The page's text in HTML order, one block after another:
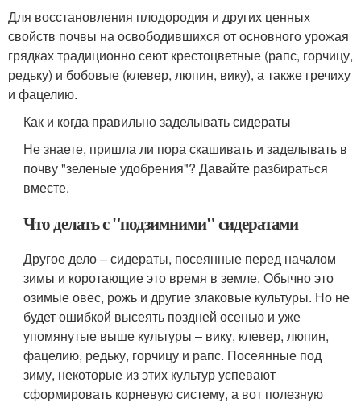
Для восстановления плодородия и других ценных
свойств почвы на освободившихся от основного урожая
грядках традиционно сеют крестоцветные (рапс, горчицу,
редьку) и бобовые (клевер, люпин, вику), а также гречиху
и фацелию.
Как и когда правильно заделывать сидераты
Не знаете, пришла ли пора скашивать и заделывать в
почву "зеленые удобрения"? Давайте разбираться
вместе.
Что делать с "подзимними" сидератами
Другое дело – сидераты, посеянные перед началом
зимы и коротающие это время в земле. Обычно это
озимые овес, рожь и другие злаковые культуры. Но не
будет ошибкой высеять поздней осенью и уже
упомянутые выше культуры – вику, клевер, люпин,
фацелию, редьку, горчицу и рапс. Посеянные под
зиму, некоторые из этих культур успевают
сформировать корневую систему, а вот полезную